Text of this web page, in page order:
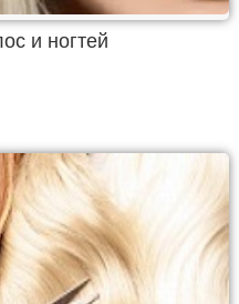
и ногтей